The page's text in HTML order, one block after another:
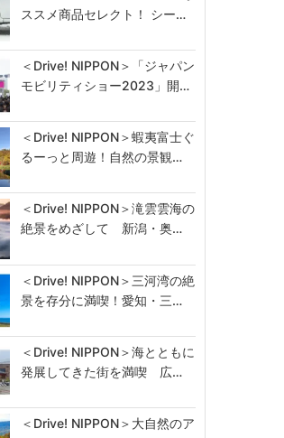
ススメ商品セレクト！ シー…
＜Drive! NIPPON＞「ジャパン
モビリティショー2023」開…
＜Drive! NIPPON＞蝦夷富士ぐ
るーっと周遊！自然の景観…
＜Drive! NIPPON＞滝雲雲海の
絶景をめざして 新潟・奥…
＜Drive! NIPPON＞三河湾の絶
景を存分に満喫！愛知・三…
＜Drive! NIPPON＞海とともに
発展してきた街を満喫 広…
＜Drive! NIPPON＞大自然のア